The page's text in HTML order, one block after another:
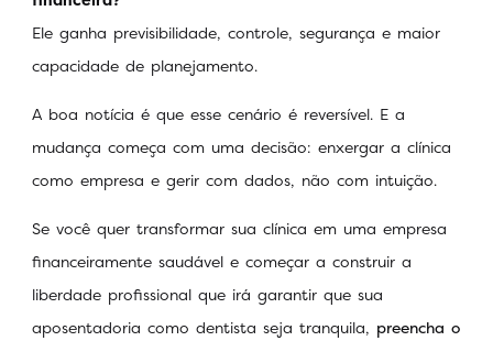
Ele ganha previsibilidade, controle, segurança e maior
capacidade de planejamento.
A boa notícia é que esse cenário é reversível. E a
mudança começa com uma decisão: enxergar a clínica
como empresa e gerir com dados, não com intuição.
Se você quer transformar sua clínica em uma empresa
financeiramente saudável e começar a construir a
liberdade profissional que irá garantir que sua
aposentadoria como dentista seja tranquila, preencha o